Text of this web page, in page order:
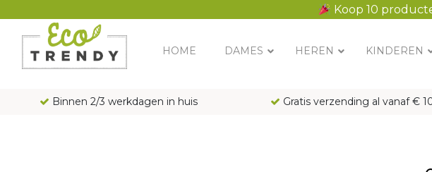
Koop 10
Main Navigation
HOME DAMES HEREN KINDEREN
Binnen 2/3 werkdagen in huis Gratis verzending al vanaf €